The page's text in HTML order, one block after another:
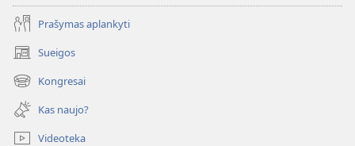
Prašymas aplankyti
Sueigos
(atsiveria
naujas
langas)
Kongresai
(atsiveria
naujas
langas)
Kas naujo?
Videoteka